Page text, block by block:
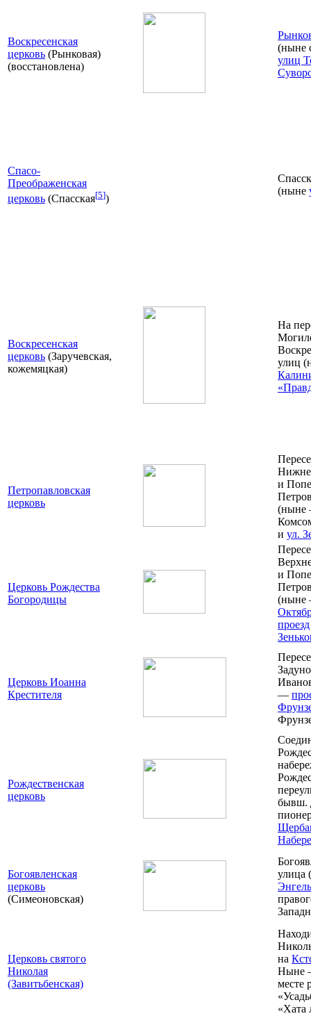
Воскресенская
церковь (Рынковая)
(восстановлена)
(ныне
улиц
Спасо-
Преображенская
церковь (Спасская[5])
(ныне
Воскресенская
церковь (Заручевская,
кожемяцкая)
На
улиц
Петропавловская
церковь
и
и ул.
Церковь Рождества
Богородицы
и
проезд
Церковь Иоанна
Крестителя
—
Рождественская
церковь
бывш.
Богоявленская
церковь
(Симеоновская)
улица
Церковь святого
Николая
(Завитьбенская)
на
Ныне
месте
«Хата